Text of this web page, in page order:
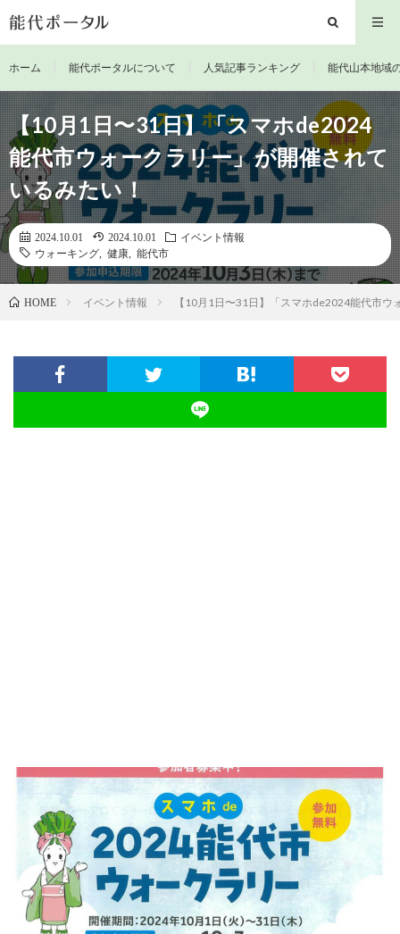
ホーム 能代ポータルについて 人気記事ランキング 能代山本地域
【10月1日〜31日】「スマホde2024
能代市ウォークラリー」が開催されて
いるみたい！
2024.10.01 2024.10.01
イベント情報
ウォーキング
健康 能代市
HOME イベント情報 【10月1日〜31日】「スマホde2024能代市